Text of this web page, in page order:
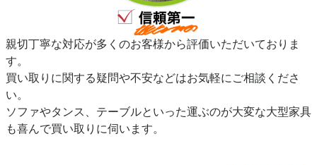
親切丁寧な対応が多くのお客様から評価いただいておりま
す。
買い取りに関する疑問や不安などはお気軽にご相談くださ
い。
ソファやタンス、テーブルといった運ぶのが大変な大型家具
も喜んで買い取りに伺います。